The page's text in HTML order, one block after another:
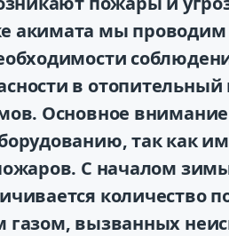
акимата мы проводим
в отопительный
Основное внимание
так как
С началом
количество
газом, вызванных